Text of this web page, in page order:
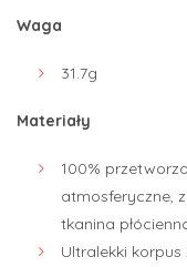
Waga
31.7g
Materiały
100%
atmosferyczne,
tkanina
Ultralekki